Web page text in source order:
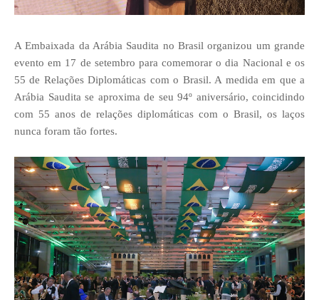
A Embaixada da Arábia Saudita no Brasil organizou um grande
evento em 17 de setembro para comemorar o dia Nacional e os
55 de Relações Diplomáticas com o Brasil. A medida em que a
Arábia Saudita se aproxima de seu 94º aniversário, coincidindo
com 55 anos de relações diplomáticas com o Brasil, os laços
nunca foram tão fortes.